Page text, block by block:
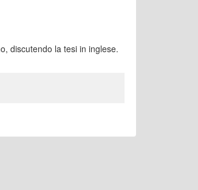
discutendo la tesi in inglese.